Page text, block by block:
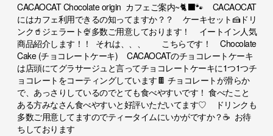
CACAOCAT Chocolate origin カフェご案内~🐈‍⬛🐾 CACAOCAT
にはカフェ利用できるの知ってますか？？ ケーキセット🍰ドリ
ンク🥤ジェラート🍨多数ご用意しております！ イートイン人気
商品紹介します！！ それは、、、 こちらです！ Chocolate
Cake (チョコレートケーキ) CACAOCATのチョコレートケーキ
は店頭にてグラサージュと言ってチョコレートケーキに1つ1つチ
ョコレートをコーティングしています🍫 チョコレートが滑らか
で、あっさりしているのでとても食べやすいです！ 食べたこと
ある方みなさん食べやすいと好評いただいてます♡ ドリンクも
多数ご用意してますのでティータイムにいかがですか？☕️ お待
ちしております